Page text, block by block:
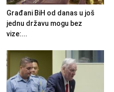
Građani BiH od danas u još
jednu državu mogu bez
vize:...